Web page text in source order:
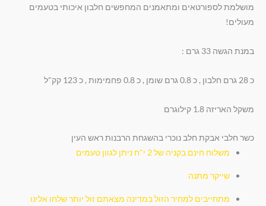
מושלמת לספורטאים ומתאמנים המחפשים חלבון איכותי בטעמים
מעולים!
במנת הגשה 33 גרם :
כ 28 גרם חלבון , כ 0.8 גרם שומן , כ 0.8 פחמימות , כ 123 קק"ל
משקל האריזה 1.8 קילוגרם
כשר חלבי אבקת חלב נוכרי בהשגחת הרבנות ראש העין
משלוח חינם בקניה של 2 י"ח ניתן לגוון טעמים
שייקר מתנה
מתחייבים למחיר הזול במדינה מצאתם זול יותר שלחו אלינו